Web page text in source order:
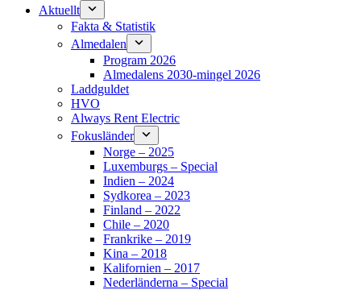
Aktuellt
Fakta & Statistik
Almedalen
Program 2026
Almedalens 2030-mingel 2026
Laddguldet
HVO
Always Rent Electric
Fokusländer
Norge – 2025
Luxemburgs – Special
Indien – 2024
Sydkorea – 2023
Finland – 2022
Chile – 2020
Frankrike – 2019
Kina – 2018
Kalifornien – 2017
Nederländerna – Special